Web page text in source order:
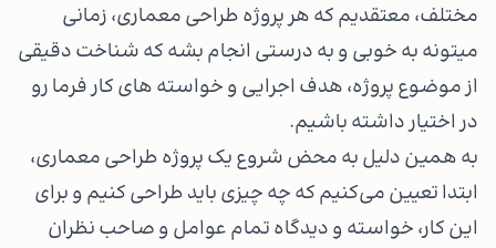
مختلف، معتقدیم که هر پروژه طراحی معماری، زمانی
میتونه به خوبی و به درستی انجام بشه که شناخت دقیقی
از موضوع پروژه، هدف اجرایی و خواسته های کار فرما رو
در اختیار داشته باشیم.
به همین دلیل به محض شروع یک پروژه طراحی معماری،
ابتدا تعیین می‌کنیم که چه چیزی باید طراحی کنیم و برای
این کار، خواسته و دیدگاه تمام عوامل و صاحب نظران